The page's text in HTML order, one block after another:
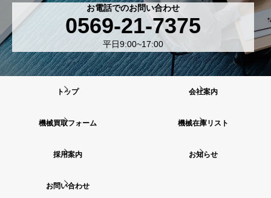
お電話でのお問い合わせ
0569-21-7375
平日9:00~17:00
トップ 会社案内
機械買取フォーム 機械在庫リスト
採用案内 お知らせ
お問い合わせ